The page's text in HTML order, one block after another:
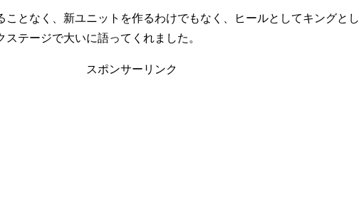
ことなく、新ユニットを作るわけでもなく、ヒールとしてキングとし
テージで大いに語ってくれました。
スポンサーリンク